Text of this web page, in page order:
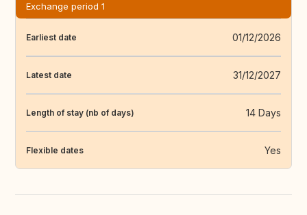
Exchange period 1
Earliest date 01/12/2026
Latest date 31/12/2027
Length of stay (nb of days) 14 Days
Flexible dates Yes